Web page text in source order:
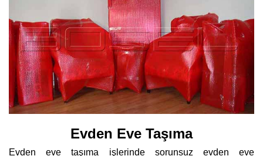
Evden Eve Taşıma
Evden eve taşıma işlerinde sorunsuz evden eve